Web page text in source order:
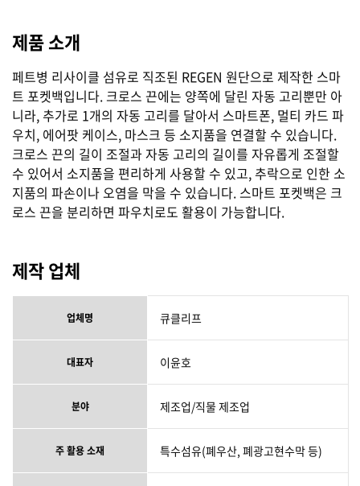
제품 소개
페트병 리사이클 섬유로 직조된 REGEN 원단으로 제작한 스마
트 포켓백입니다. 크로스 끈에는 양쪽에 달린 자동 고리뿐만 아
니라, 추가로 1개의 자동 고리를 달아서 스마트폰, 멀티 카드 파
우치, 에어팟 케이스, 마스크 등 소지품을 연결할 수 있습니다.
크로스 끈의 길이 조절과 자동 고리의 길이를 자유롭게 조절할
수 있어서 소지품을 편리하게 사용할 수 있고, 추락으로 인한 소
지품의 파손이나 오염을 막을 수 있습니다. 스마트 포켓백은 크
로스 끈을 분리하면 파우치로도 활용이 가능합니다.
제작 업체
업체명 큐클리프
대표자 이윤호
분야 제조업/직물 제조업
주 활용 소재 특수섬유(폐우산, 폐광고현수막 등)